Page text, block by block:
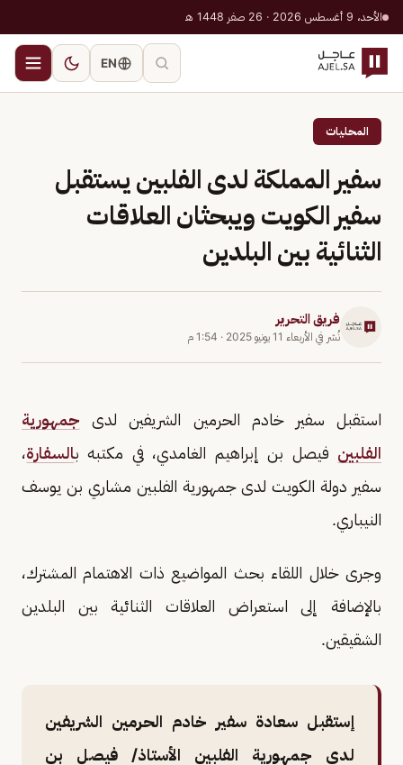
الأحد، 9 أغسطس 2026 · 26 صفر 1448 هـ
EN
المحليات
سفير المملكة لدى الفلبين يستقبل
سفير الكويت ويبحثان العلاقات
الثنائية بين البلدين
فريق التحرير
نُشر في الأربعاء 11 يونيو 2025 · 1:54 م
استقبل سفير خادم الحرمين الشريفين لدى جمهورية
الفلبين فيصل بن إبراهيم الغامدي، في مكتبه بالسفارة،
سفير دولة الكويت لدى جمهورية الفلبين مشاري بن يوسف
النيباري.
وجرى خلال اللقاء بحث المواضيع ذات الاهتمام المشترك،
بالإضافة إلى استعراض العلاقات الثنائية بين البلدين
الشقيقين.
إستقبل سعادة سفير خادم الحرمين الشريفين
لدى جمهورية الفلبين الأستاذ/ فيصل بن